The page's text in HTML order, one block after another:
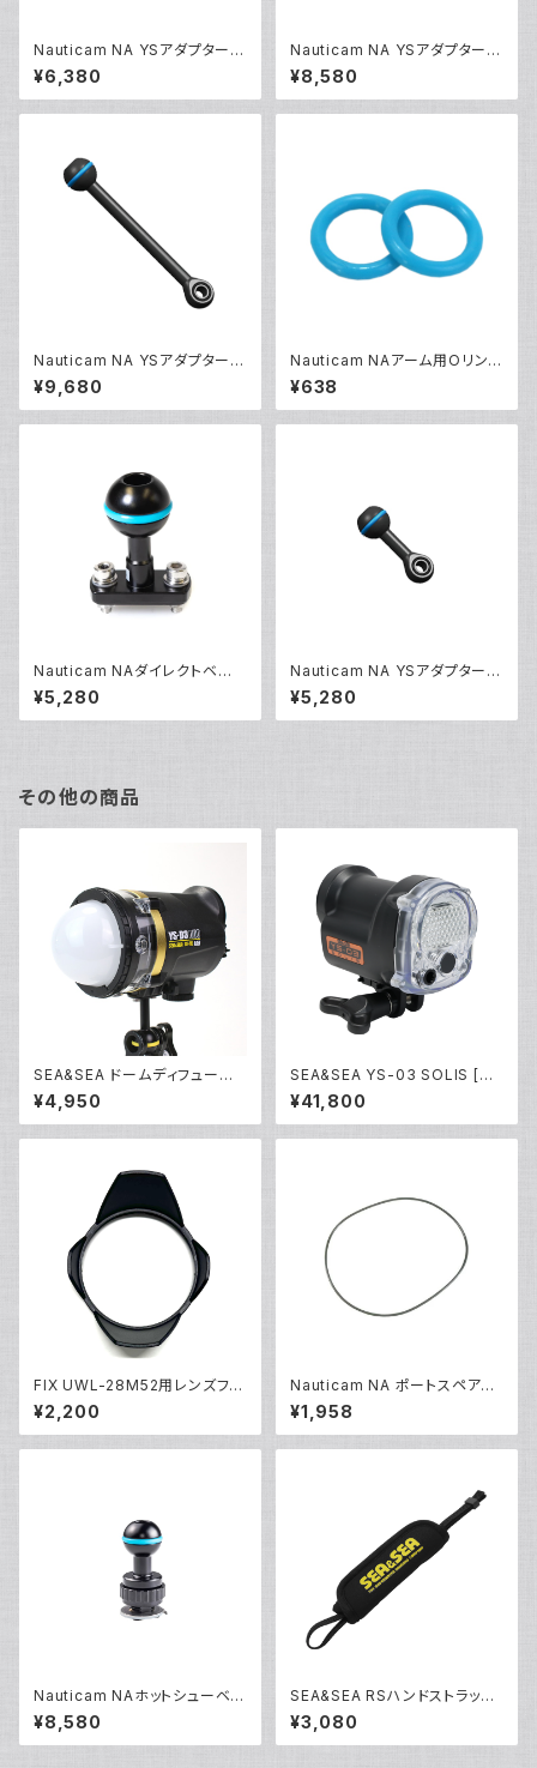
Nauticam NA YSアダプター7
5mm [40197]
¥6,380
Nauticam NA YSアダプター1
00mm [40198]
¥8,580
Nauticam NA YSアダプター12
5mm [40199]
¥9,680
Nauticam NAアーム用Oリン
グ [40254]
¥638
Nauticam NAダイレクトベー
ス [20239]
¥5,280
Nauticam NA YSアダプター5
0mm [40196]
¥5,280
その他の商品
SEA&SEA ドームディフューザ
ー [28116]
¥4,950
SEA&SEA YS-03 SOLIS [03
125]
¥41,800
FIX UWL-28M52用レンズフー
ド [部品]
¥2,200
Nauticam NA ポートスペアO
リング90143 [20869]
¥1,958
Nauticam NAホットシューベー
ス [40188]
¥8,580
SEA&SEA RSハンドストラップ
[22533]
¥3,080